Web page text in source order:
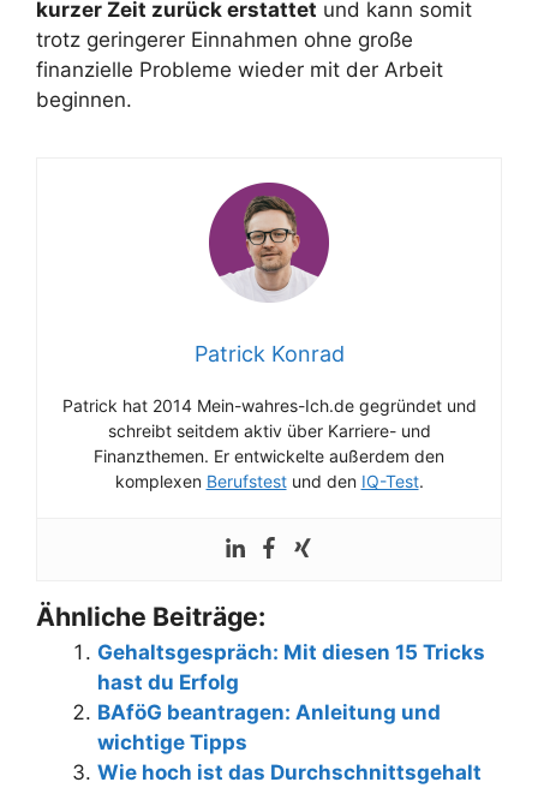
kurzer Zeit zurück erstattet und kann somit
trotz geringerer Einnahmen ohne große
finanzielle Probleme wieder mit der Arbeit
beginnen.
Patrick Konrad
Patrick hat 2014 Mein-wahres-Ich.de gegründet und
schreibt seitdem aktiv über Karriere- und
Finanzthemen. Er entwickelte außerdem den
komplexen Berufstestund den IQ-Test.
Ähnliche Beiträge:
Gehaltsgespräch: Mit diesen 15 Tricks
hast du Erfolg
BAföG beantragen: Anleitung und
wichtige Tipps
Wie hoch ist das Durchschnittsgehalt